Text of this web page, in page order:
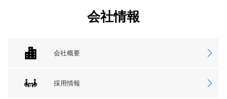
会社情報
会社概要
採用情報